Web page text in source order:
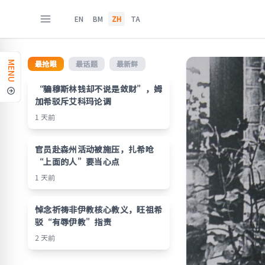
EN BM ZH TA
MENU 最抢眼 最话题 最新鲜
“骗穆斯林钱却不说是敛财”，姆
加希驳斥艾科玛论调
1 天前
官员赴森州活动被施压，扎希呛
“上面的人”要当心点
1 天前
悼念祈祷非伊教核心教义，旺祖希
驳“有辱伊教”指责
2 天前